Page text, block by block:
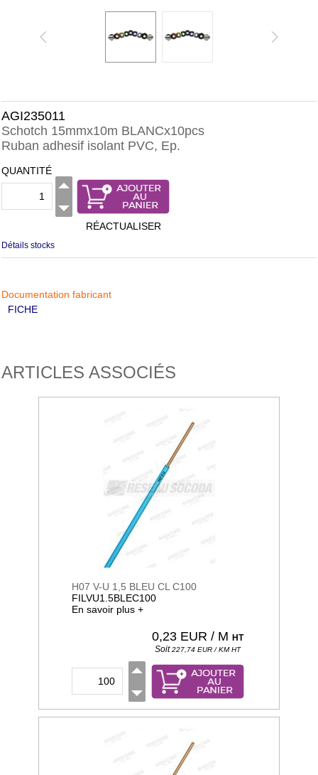
AGI235011
Schotch 15mmx10m BLANCx10pcs
Ruban adhesif isolant PVC, Ep.
QUANTITÉ
RÉACTUALISER
Détails stocks
Documentation fabricant
FICHE
ARTICLES ASSOCIÉS
H07 V-U 1,5 BLEU CL C100
FILVU1.5BLEC100
En savoir plus +
0,23 EUR / M HT
Soit227,74 EUR / KM HT